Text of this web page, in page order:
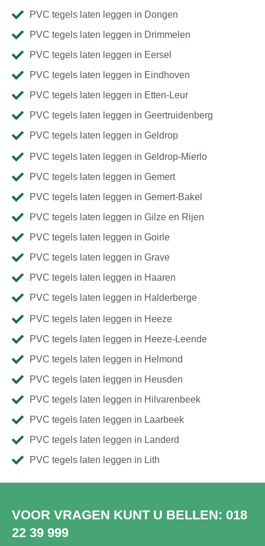
PVC tegels laten leggen in Dongen
PVC tegels laten leggen in Drimmelen
PVC tegels laten leggen in Eersel
PVC tegels laten leggen in Eindhoven
PVC tegels laten leggen in Etten-Leur
PVC tegels laten leggen in Geertruidenberg
PVC tegels laten leggen in Geldrop
PVC tegels laten leggen in Geldrop-Mierlo
PVC tegels laten leggen in Gemert
PVC tegels laten leggen in Gemert-Bakel
PVC tegels laten leggen in Gilze en Rijen
PVC tegels laten leggen in Goirle
PVC tegels laten leggen in Grave
PVC tegels laten leggen in Haaren
PVC tegels laten leggen in Halderberge
PVC tegels laten leggen in Heeze
PVC tegels laten leggen in Heeze-Leende
PVC tegels laten leggen in Helmond
PVC tegels laten leggen in Heusden
PVC tegels laten leggen in Hilvarenbeek
PVC tegels laten leggen in Laarbeek
PVC tegels laten leggen in Landerd
PVC tegels laten leggen in Lith
VOOR VRAGEN KUNT U BELLEN: 018
22 39 999